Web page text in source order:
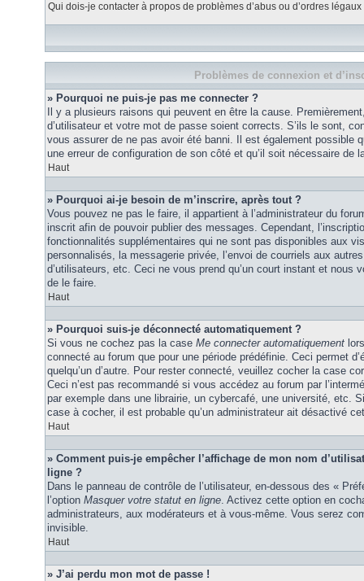
Qui dois-je contacter à propos de problèmes d’abus ou d’ordres
Problèmes de connexion et
» Pourquoi ne puis-je pas me connecter ?
Il y a plusieurs raisons qui peuvent en être la cause.
d’utilisateur et votre mot de passe soient corrects. S’ils le sont,
vous assurer de ne pas avoir été banni. Il est également possible
une erreur de configuration de son côté et qu’il soit nécessaire de
Haut
» Pourquoi ai-je besoin de m’inscrire, après tout ?
Vous pouvez ne pas le faire, il appartient à l’administrateur du
inscrit afin de pouvoir publier des messages. Cependant,
fonctionnalités supplémentaires qui ne sont pas disponibles aux
personnalisés, la messagerie privée, l’envoi de courriels aux
d’utilisateurs, etc. Ceci ne vous prend qu’un court instant et nous
de le faire.
Haut
» Pourquoi suis-je déconnecté automatiquement ?
Si vous ne cochez pas la case Me connecter automatiquement
connecté au forum que pour une période prédéfinie. Ceci permet
quelqu’un d’autre. Pour rester connecté, veuillez cocher la case
Ceci n’est pas recommandé si vous accédez au forum par
par exemple dans une librairie, un cybercafé, une université, etc.
case à cocher, il est probable qu’un administrateur ait désactivé
Haut
» Comment puis-je empêcher l’affichage de mon nom
ligne ?
Dans le panneau de contrôle de l’utilisateur, en-dessous des «
l’option Masquer votre statut en ligne. Activez cette option en
administrateurs, aux modérateurs et à vous-même. Vous serez
invisible.
Haut
» J’ai perdu mon mot de passe !